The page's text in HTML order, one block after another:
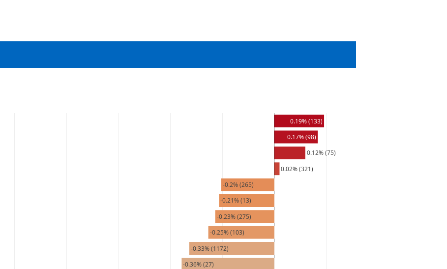
-0.36% (27)
-0.33% (1172)
-0.25% (103)
-0.23% (275)
-0.21% (13)
-0.2% (265)
0.02% (321)
0.12% (75)
0.17% (98)
0.19% (133)